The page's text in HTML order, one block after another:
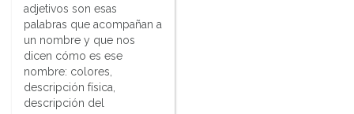
adjetivos son esas
palabras que acompañan a
un nombre y que nos
dicen cómo es ese
nombre: colores,
descripción física,
descripción del